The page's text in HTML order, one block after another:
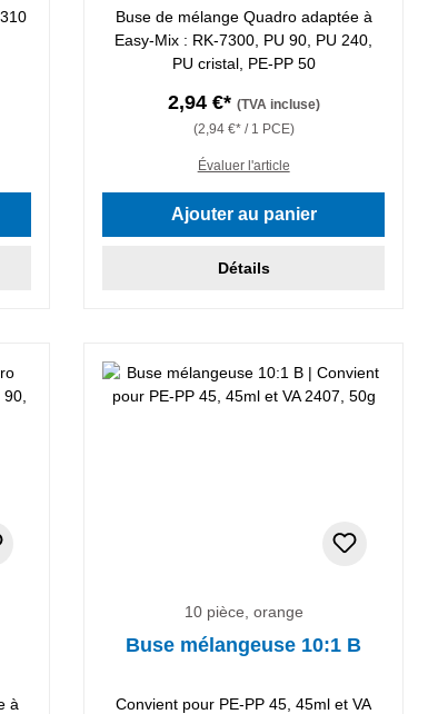
Buse de mélange Quadro adaptée à
Easy-Mix : RK-7300, PU 90, PU 240,
PU cristal, PE-PP 50
2,94 €* (TVA incluse)
(2,94 €* / 1 PCE)
Évaluer l'article
Ajouter au panier
Détails
à
10 pièce, orange
Buse mélangeuse 10:1 B
Convient pour PE-PP 45, 45ml et VA